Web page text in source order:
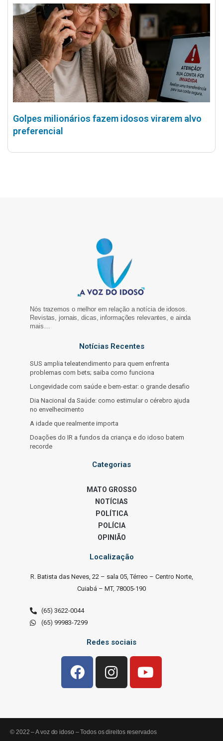
Golpes milionários fazem idosos virarem alvo
preferencial
Nós trazemos o melhor em relação a notícia de idosos.
Revistas, jornais, dicas, informações relevantes, e ainda
mais…
Notícias Recentes
SUS amplia teleatendimento para quem enfrenta
problemas com bets; saiba como funciona
Longevidade com saúde e bem-estar: o grande desafio
Dia Nacional da Saúde: como estimular o cérebro ajuda
no envelhecimento
A idade que realmente importa
Doações do IR a fundos da criança e do idoso batem
recorde
Categorias
MATO GROSSO
NOTÍCIAS
POLÍTICA
POLÍCIA
OPINIÃO
Localização
R. Batista das Neves, 22 – sala 05, Térreo – Centro Norte,
Cuiabá – MT, 78005-190
(65) 3622-0044
(65) 99983-7299
Redes sociais
© 2022 – A voz do idoso – Todos os direitos reservados